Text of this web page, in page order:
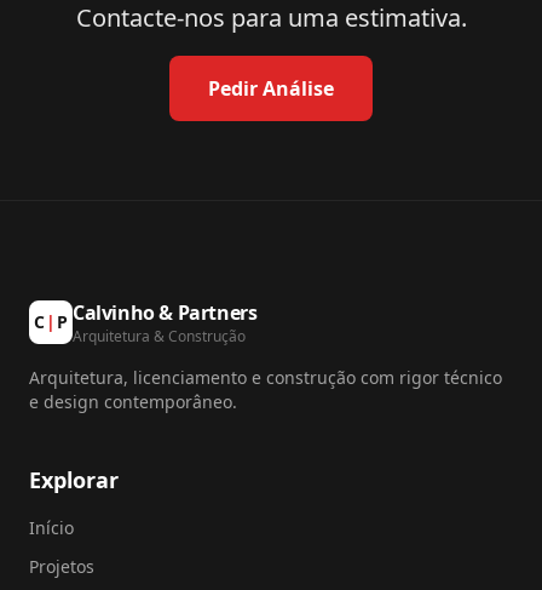
Contacte-nos para uma estimativa.
Pedir Análise
C | P Calvinho & Partners
Arquitetura & Construção
Arquitetura, licenciamento e construção com rigor técnico
e design contemporâneo.
Explorar
Início
Projetos